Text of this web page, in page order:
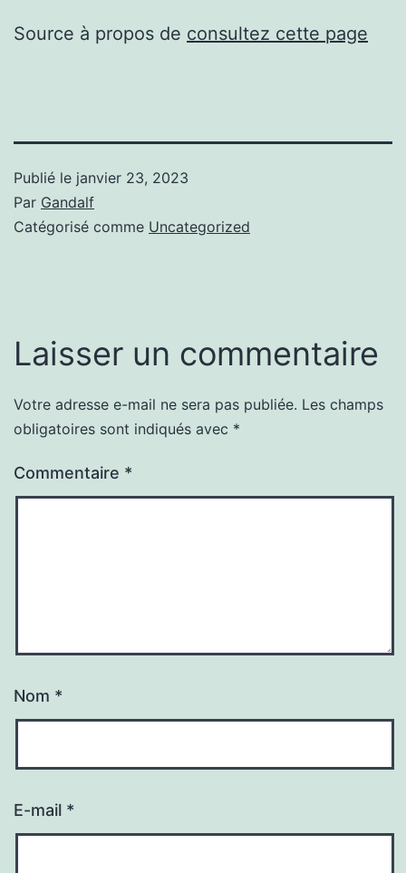
Source à propos de consultez cette page
Publié le janvier 23, 2023
Par Gandalf
Catégorisé comme Uncategorized
Laisser un commentaire
Votre adresse e-mail ne sera pas publiée. Les champs
obligatoires sont indiqués avec *
Commentaire *
Nom *
E-mail *